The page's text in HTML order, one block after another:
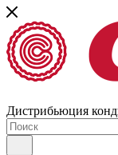
Дистрибьюция